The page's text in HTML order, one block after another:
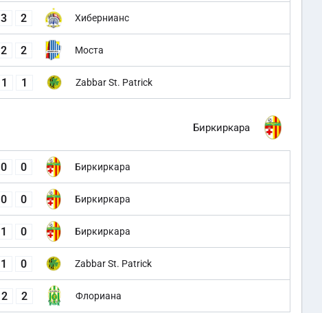
3 2 Хибернианс
2 2 Моста
1 1 Zabbar St. Patrick
Биркиркара
0 0 Биркиркара
0 0 Биркиркара
1 0 Биркиркара
1 0 Zabbar St. Patrick
2 2 Флориана